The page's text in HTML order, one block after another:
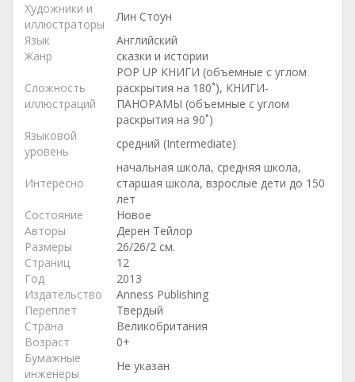
Художники и
иллюстраторы
Лин Стоун
Язык
Английский
Жанр
сказки и истории
Сложность
иллюстраций
POP UP КНИГИ (объемные с углом
раскрытия на 180˚), КНИГИ-
ПАНОРАМЫ (объемные с углом
раскрытия на 90˚)
Языковой
уровень
средний (Intermediate)
Интересно
начальная школа, средняя школа,
старшая школа, взрослые дети до 150
лет
Состояние
Новое
Авторы
Дерен Тейлор
Размеры
26/26/2 см.
Страниц
12
Год
2013
Издательство
Anness Publishing
Переплет
Твердый
Страна
Великобритания
Возраст
0+
Бумажные
инженеры
Не указан